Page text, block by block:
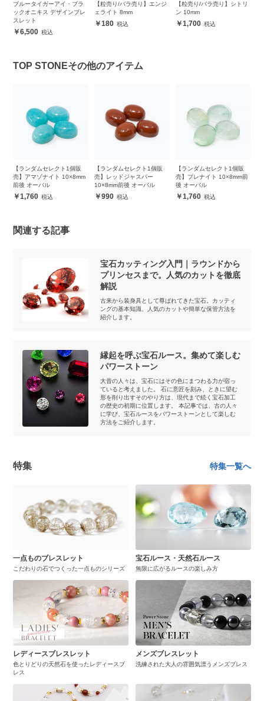
ブルータイガーアイ・ブラ
ックオニキス デザインブレ
スレット
6,500
【粒売り/バラ売り】エンジ
ェライト 8mm
180
【粒売り/バラ売り】シトリ
ン 10mm
1,700
TOP STONEその他のアイテム
【ランダムセレクト1個販
売】アマゾナイト 10×8mm
前後 オーバル
1,760
【ランダムセレクト1個販
売】レッドジャスパー
10×8mm前後 オーバル
990
【ランダムセレクト1個販
売】プレナイト 10×8mm前
後 オーバル
1,760
関連する記事
宝石カッティング入門｜ラウンドから
プリンセスまで。人気のカットを徹底
解説
古来から装身具として尊ばれてきた宝石。カッティ
ングの基本知識、人気のカットや簡単な保管方法を
紹介します。
縁起を呼ぶ宝石ルース。集めて楽しむ
パワーストーン
大昔の人々は、宝石にはその色にまつわる力が宿っ
ていると考えました。 石に意匠を刻み、ときに望む
形を削り出すそのやり方は、現代まで続く宝石加工
の歴史の初期に位置します。 本記事では、古の人々
に学び、宝石ルースをパワーストーンとして楽しむ
方法をご紹介します。
特集 特集一覧へ
一点ものブレスレット
こだわりの石でつくった一点ものシリーズ
宝石ルース・天然石ルース
無限に広がるルースの楽しみ方
レディースブレスレット
色とりどりの天然石を使ったレディースブ
レス
メンズブレスレット
洗練された大人の雰囲気漂うメンズブレス